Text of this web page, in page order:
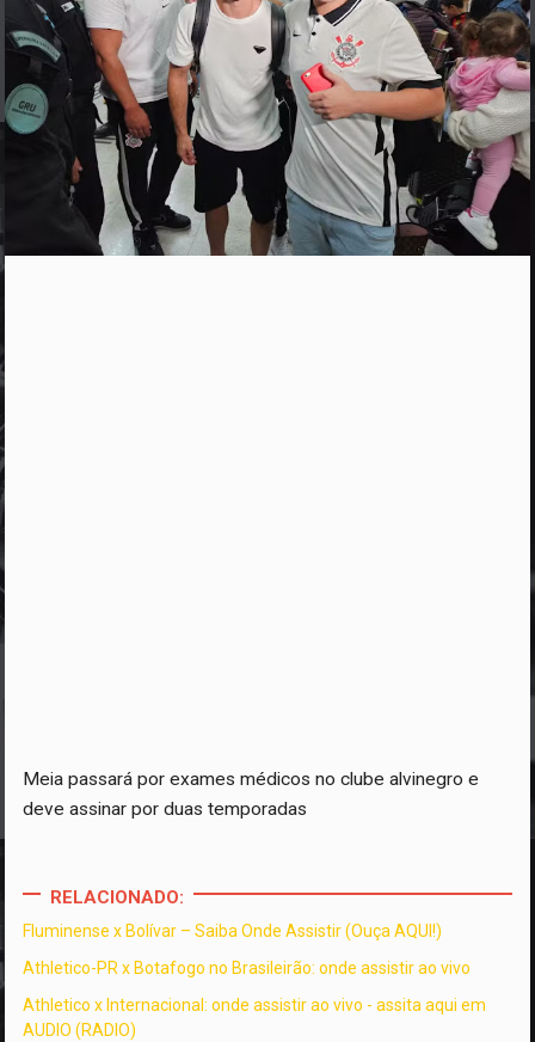
Meia passará por exames médicos no clube alvinegro e
deve assinar por duas temporadas
RELACIONADO:
Fluminense x Bolívar – Saiba Onde Assistir (Ouça AQUI!)
Athletico-PR x Botafogo no Brasileirão: onde assistir ao vivo
Athletico x Internacional: onde assistir ao vivo - assita aqui em
AUDIO (RADIO)